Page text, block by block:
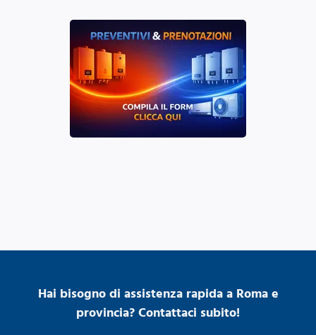
Hai bisogno di assistenza rapida a Roma e
provincia? Contattaci subito!